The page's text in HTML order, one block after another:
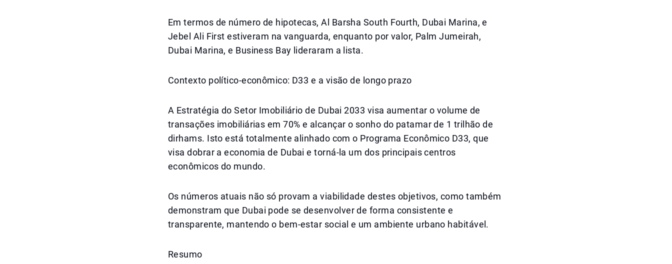
Em termos de número de hipotecas, Al Barsha South Fourth, Dubai Marina, e
Jebel Ali First estiveram na vanguarda, enquanto por valor, Palm Jumeirah,
Dubai Marina, e Business Bay lideraram a lista.
Contexto político-econômico: D33 e a visão de longo prazo
A Estratégia do Setor Imobiliário de Dubai 2033 visa aumentar o volume de
transações imobiliárias em 70% e alcançar o sonho do patamar de 1 trilhão de
dirhams. Isto está totalmente alinhado com o Programa Econômico D33, que
visa dobrar a economia de Dubai e torná-la um dos principais centros
econômicos do mundo.
Os números atuais não só provam a viabilidade destes objetivos, como também
demonstram que Dubai pode se desenvolver de forma consistente e
transparente, mantendo o bem-estar social e um ambiente urbano habitável.
Resumo